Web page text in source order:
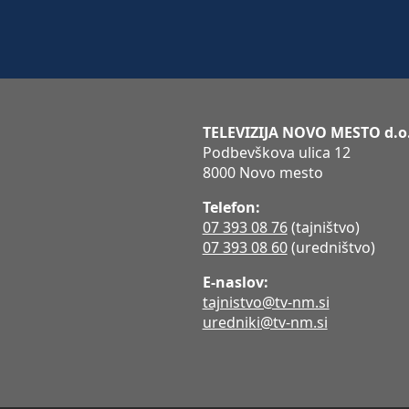
TELEVIZIJA NOVO MESTO
Podbevškova ulica 12
8000 Novo mesto
Telefon:
07 393 08 76(tajništvo)
07 393 08 60(uredništvo)
E-naslov:
tajnistvo@tv-nm.si
uredniki@tv-nm.si